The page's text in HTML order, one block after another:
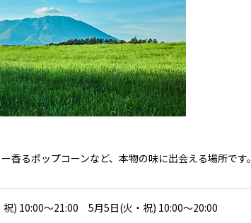
るポップコーンなど、本物の味に出会える場所です。
) 10:00〜21:00 5月5日(火・祝) 10:00～20:00